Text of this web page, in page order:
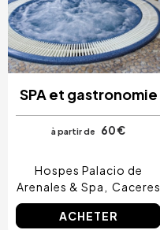
SPA et gastronomie
à partir de 60 €
Hospes Palacio de
Arenales & Spa
Caceres
ACHETER